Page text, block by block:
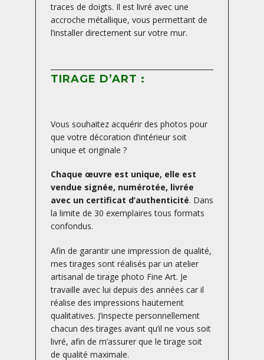
traces de doigts. Il est livré avec une
accroche métallique, vous permettant de
l’installer directement sur votre mur.
TIRAGE D’ART :
Vous souhaitez acquérir des photos pour
que votre décoration d’intérieur soit
unique et originale ?
Chaque œuvre est unique, elle est
vendue signée, numérotée, livrée
avec un certificat d’authenticité. Dans
la limite de 30 exemplaires tous formats
confondus.
Afin de garantir une impression de qualité,
mes tirages sont réalisés par un atelier
artisanal de tirage photo Fine Art. Je
travaille avec lui depuis des années car il
réalise des impressions hautement
qualitatives. J’inspecte personnellement
chacun des tirages avant qu’il ne vous soit
livré, afin de m’assurer que le tirage soit
de qualité maximale.